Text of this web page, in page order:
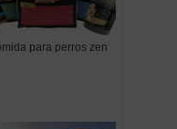
para perros zen